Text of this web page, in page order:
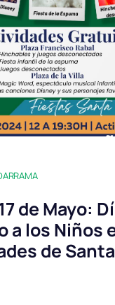
de Mayo:
a los Niños
de